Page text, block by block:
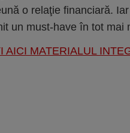
o relaţie financiară.
un must-have în tot mai
AICI MATERIALUL